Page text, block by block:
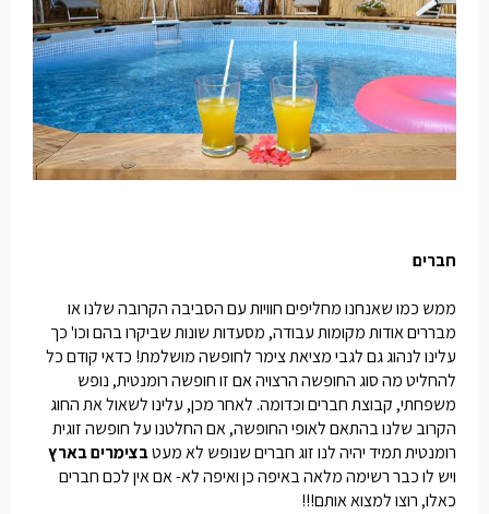
חברים
ממש כמו שאנחנו מחליפים חוויות עם הסביבה הקרובה שלנו או
מבררים אודות מקומות עבודה, מסעדות שונות שביקרו בהם וכו' כך
עלינו לנהוג גם לגבי מציאת צימר לחופשה מושלמת! כדאי קודם כל
להחליט מה סוג החופשה הרצויה אם זו חופשה רומנטית, נופש
משפחתי, קבוצת חברים וכדומה. לאחר מכן, עלינו לשאול את החוג
הקרוב שלנו בהתאם לאופי החופשה, אם החלטנו על חופשה זוגית
רומנטית תמיד יהיה לנו זוג חברים שנופש לא מעטבצימרים בארץ
ויש לו כבר רשימה מלאה באיפה כן ואיפה לא- אם אין לכם חברים
כאלו, רוצו למצוא אותם!!!